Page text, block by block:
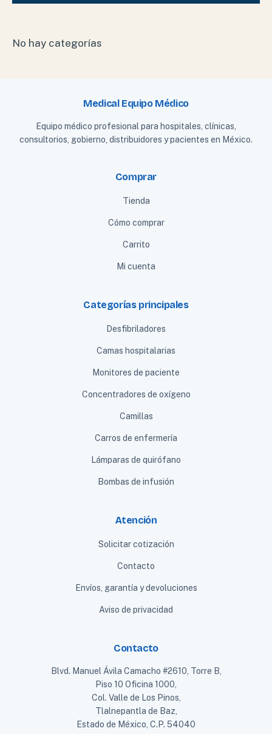
No hay categorías
Medical Equipo Médico
Equipo médico profesional para hospitales, clínicas,
consultorios, gobierno, distribuidores y pacientes en México.
Comprar
Tienda
Cómo comprar
Carrito
Mi cuenta
Categorías principales
Desfibriladores
Camas hospitalarias
Monitores de paciente
Concentradores de oxígeno
Camillas
Carros de enfermería
Lámparas de quirófano
Bombas de infusión
Atención
Solicitar cotización
Contacto
Envíos, garantía y devoluciones
Aviso de privacidad
Contacto
Blvd. Manuel Ávila Camacho #2610, Torre B,
Piso 10 Oficina 1000,
Col. Valle de Los Pinos,
Tlalnepantla de Baz,
Estado de México, C.P. 54040